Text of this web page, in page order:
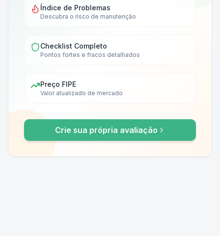
Índice de Problemas
Descubra o risco de manutenção
Checklist Completo
Pontos fortes e fracos detalhados
Preço FIPE
Valor atualizado de mercado
Crie sua própria avaliação